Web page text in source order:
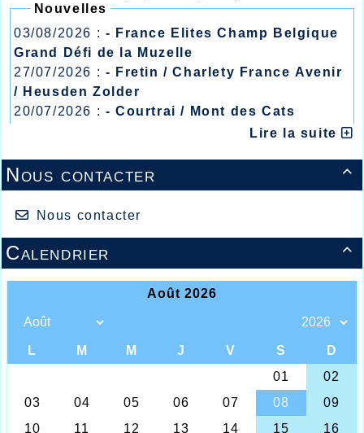
Nouvelles
03/08/2026 : - France Elites Champ Belgique
Grand Défi de la Muzelle
27/07/2026 : - Fretin / Charlety France Avenir
/ Heusden Zolder
20/07/2026 : - Courtrai / Mont des Cats
- Lyon / Meeting Abeilles /Lire la suite

Nous contacter
Nous contacter

Calendrier
Une entre saison pleine de bonnes
surprises pour l’espoir Halluinois Thomas